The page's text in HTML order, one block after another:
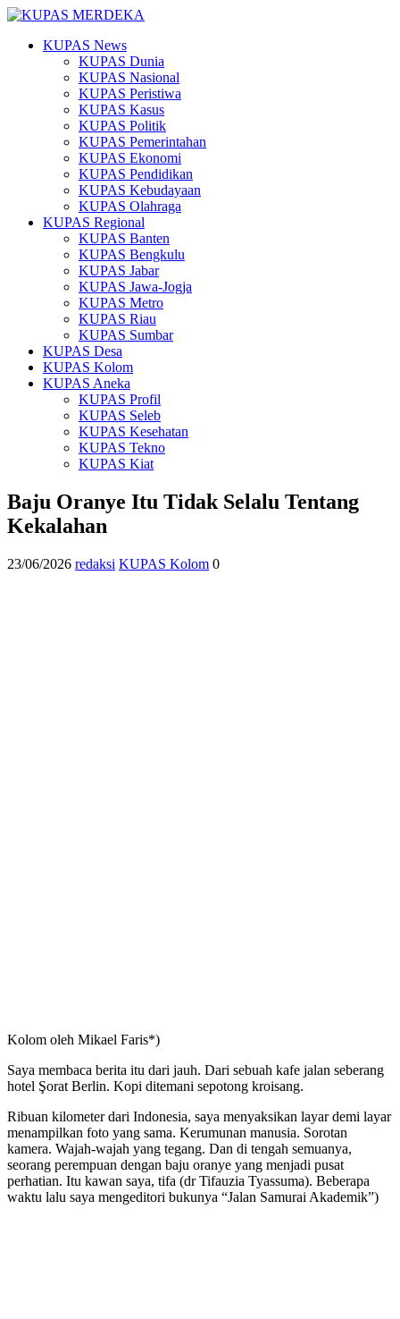
KUPAS News
KUPAS Dunia
KUPAS Nasional
KUPAS Peristiwa
KUPAS Kasus
KUPAS Politik
KUPAS Pemerintahan
KUPAS Ekonomi
KUPAS Pendidikan
KUPAS Kebudayaan
KUPAS Olahraga
KUPAS Regional
KUPAS Banten
KUPAS Bengkulu
KUPAS Jabar
KUPAS Jawa-Jogja
KUPAS Metro
KUPAS Riau
KUPAS Sumbar
KUPAS Desa
KUPAS Kolom
KUPAS Aneka
KUPAS Profil
KUPAS Seleb
KUPAS Kesehatan
KUPAS Tekno
KUPAS Kiat
Baju Oranye Itu Tidak Selalu Tentang
Kekalahan
23/06/2026 redaksi KUPAS Kolom 0
Kolom oleh Mikael Faris*)
Saya membaca berita itu dari jauh. Dari sebuah kafe jalan seberang
hotel Şorat Berlin. Kopi ditemani sepotong kroisang.
Ribuan kilometer dari Indonesia, saya menyaksikan layar demi layar
menampilkan foto yang sama. Kerumunan manusia. Sorotan
kamera. Wajah-wajah yang tegang. Dan di tengah semuanya,
seorang perempuan dengan baju oranye yang menjadi pusat
perhatian. Itu kawan saya, tifa (dr Tifauzia Tyassuma). Beberapa
waktu lalu saya mengeditori bukunya “Jalan Samurai Akademik”)